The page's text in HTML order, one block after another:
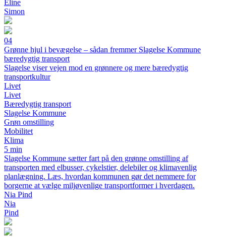
Eline
Simon
04
Grønne hjul i bevægelse – sådan fremmer Slagelse Kommune
bæredygtig transport
Slagelse viser vejen mod en grønnere og mere bæredygtig
transportkultur
Livet
Livet
Bæredygtig transport
Slagelse Kommune
Grøn omstilling
Mobilitet
Klima
5 min
Slagelse Kommune sætter fart på den grønne omstilling af
transporten med elbusser, cykelstier, delebiler og klimavenlig
planlægning. Læs, hvordan kommunen gør det nemmere for
borgerne at vælge miljøvenlige transportformer i hverdagen.
Nia Pind
Nia
Pind